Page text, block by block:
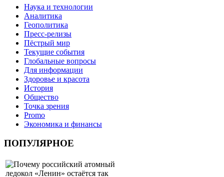
Наука и технологии
Аналитика
Геополитика
Пресс-релизы
Пёстрый мир
Текущие события
Глобальные вопросы
Для информации
Здоровье и красота
История
Общество
Точка зрения
Promo
Экономика и финансы
ПОПУЛЯРНОЕ